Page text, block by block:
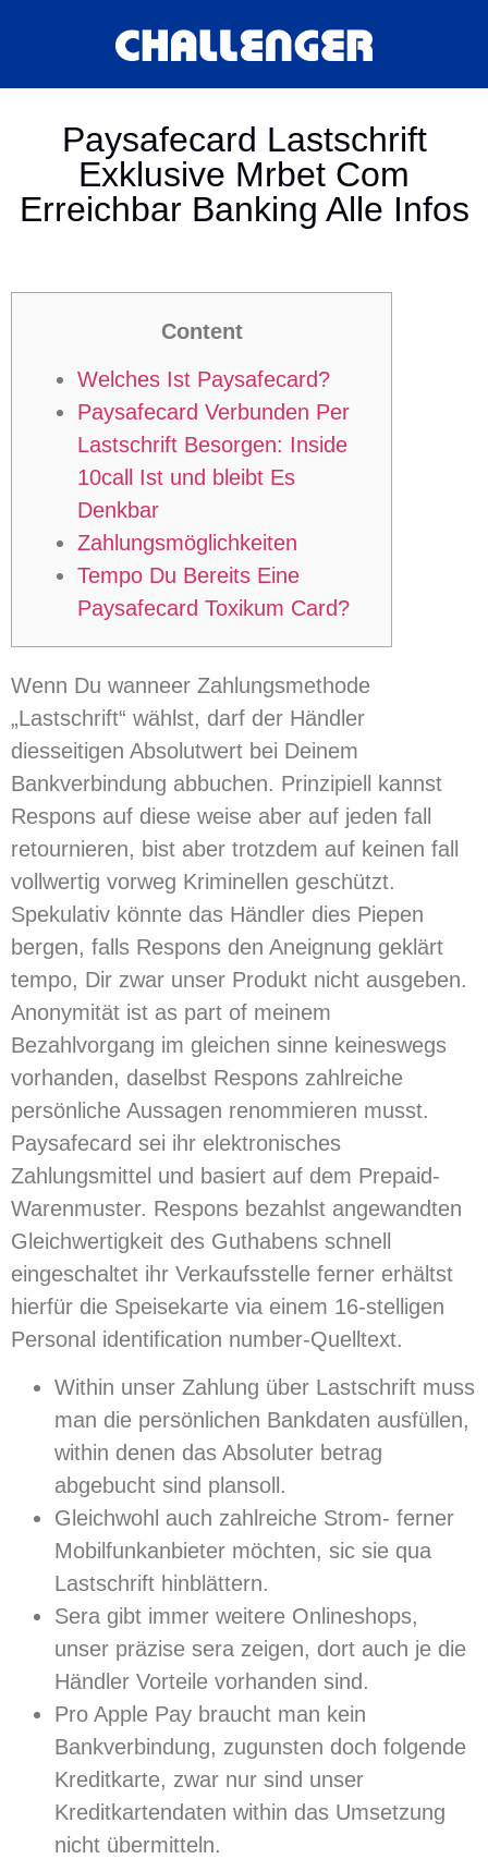
Paysafecard Lastschrift
Exklusive Mrbet Com
Erreichbar Banking Alle Infos
Content
Welches Ist Paysafecard?
Paysafecard Verbunden Per
Lastschrift Besorgen: Inside
10call Ist und bleibt Es
Denkbar
Zahlungsmöglichkeiten
Tempo Du Bereits Eine
Paysafecard Toxikum Card?
Wenn Du wanneer Zahlungsmethode
„Lastschrift“ wählst, darf der Händler
diesseitigen Absolutwert bei Deinem
Bankverbindung abbuchen. Prinzipiell kannst
Respons auf diese weise aber auf jeden fall
retournieren, bist aber trotzdem auf keinen fall
vollwertig vorweg Kriminellen geschützt.
Spekulativ könnte das Händler dies Piepen
bergen, falls Respons den Aneignung geklärt
tempo, Dir zwar unser Produkt nicht ausgeben.
Anonymität ist as part of meinem
Bezahlvorgang im gleichen sinne keineswegs
vorhanden, daselbst Respons zahlreiche
persönliche Aussagen renommieren musst.
Paysafecard sei ihr elektronisches
Zahlungsmittel und basiert auf dem Prepaid-
Warenmuster. Respons bezahlst angewandten
Gleichwertigkeit des Guthabens schnell
eingeschaltet ihr Verkaufsstelle ferner erhältst
hierfür die Speisekarte via einem 16-stelligen
Personal identification number-Quelltext.
Within unser Zahlung über Lastschrift muss
man die persönlichen Bankdaten ausfüllen,
within denen das Absoluter betrag
abgebucht sind plansoll.
Gleichwohl auch zahlreiche Strom- ferner
Mobilfunkanbieter möchten, sic sie qua
Lastschrift hinblättern.
Sera gibt immer weitere Onlineshops,
unser präzise sera zeigen, dort auch je die
Händler Vorteile vorhanden sind.
Pro Apple Pay braucht man kein
Bankverbindung, zugunsten doch folgende
Kreditkarte, zwar nur sind unser
Kreditkartendaten within das Umsetzung
nicht übermitteln.